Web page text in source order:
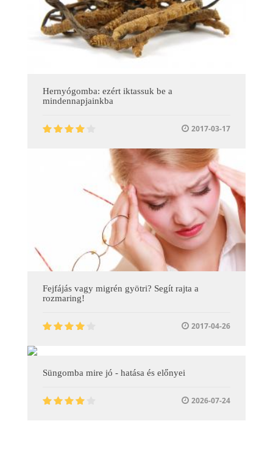
Hernyógomba: ezért iktassuk be a
mindennapjainkba
2017-03-17
Fejfájás vagy migrén gyötri? Segít rajta a
rozmaring!
2017-04-26
Süngomba mire jó - hatása és előnyei
2026-07-24